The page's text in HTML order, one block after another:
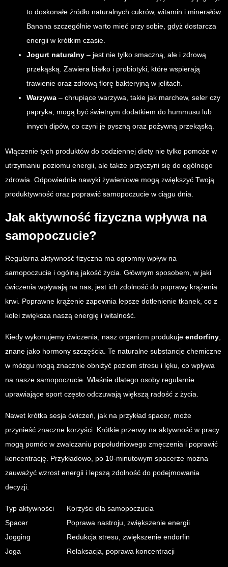
to doskonałe źródło naturalnych cukrów, witamin i minerałów.
Banana szczególnie warto mieć przy sobie, gdyż dostarcza
energii w krótkim czasie.
Jogurt naturalny – jest nie tylko smaczną, ale i zdrową
przekąską. Zawiera białko i probiotyki, które wspierają
trawienie oraz zdrową florę bakteryjną w jelitach.
Warzywa – chrupiące warzywa, takie jak marchew, seler czy
papryka, mogą być świetnym dodatkiem do hummusu lub
innych dipów, co czyni je pyszną oraz pożywną przekąską.
Włączenie tych produktów do codziennej diety nie tylko pomoże w
utrzymaniu poziomu energii, ale także przyczyni się do ogólnego
zdrowia. Odpowiednie nawyki żywieniowe mogą zwiększyć Twoją
produktywność oraz poprawić samopoczucie w ciągu dnia.
Jak aktywność fizyczna wpływa na
samopoczucie?
Regularna aktywność fizyczna ma ogromny wpływ na
samopoczucie i ogólną jakość życia. Głównym sposobem, w jaki
ćwiczenia wpływają na nas, jest ich zdolność do poprawy krążenia
krwi. Poprawne krążenie zapewnia lepsze dotlenienie tkanek, co z
kolei zwiększa naszą energię i witalność.
Kiedy wykonujemy ćwiczenia, nasz organizm produkuje endorfiny
znane jako hormony szczęścia. Te naturalne substancje chemiczne
w mózgu mogą znacznie obniżyć poziom stresu i lęku, co wpływa
na nasze samopoczucie. Właśnie dlatego osoby regularnie
uprawiające sport często odczuwają większą radość z życia.
Nawet krótka sesja ćwiczeń, jak na przykład spacer, może
przynieść znaczne korzyści. Krótkie przerwy na aktywność w pracy
mogą pomóc w zwalczaniu popołudniowego zmęczenia i poprawić
koncentrację. Przykładowo, po 10-minutowym spacerze można
zauważyć wzrost energii i lepszą zdolność do podejmowania
decyzji.
Typ aktywności
Korzyści dla samopoczucia
Spacer
Poprawa nastroju, zwiększenie energii
Jogging
Redukcja stresu, zwiększenie endorfin
Joga
Relaksacja, poprawa koncentracji